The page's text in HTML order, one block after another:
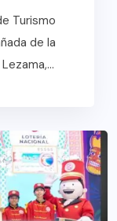
Turismo
de la